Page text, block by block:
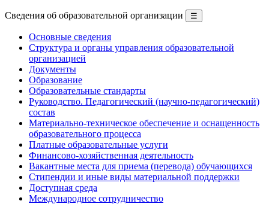
Сведения об образовательной организации ☰
Основные сведения
Структура и органы управления образовательной
организацией
Документы
Образование
Образовательные стандарты
Руководство. Педагогический (научно-педагогический)
состав
Материально-техническое обеспечение и оснащенность
образовательного процесса
Платные образовательные услуги
Финансово-хозяйственная деятельность
Вакантные места для приема (перевода) обучающихся
Стипендии и иные виды материальной поддержки
Доступная среда
Международное сотрудничество